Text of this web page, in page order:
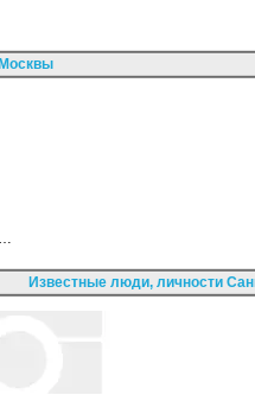
Известные люди, личности